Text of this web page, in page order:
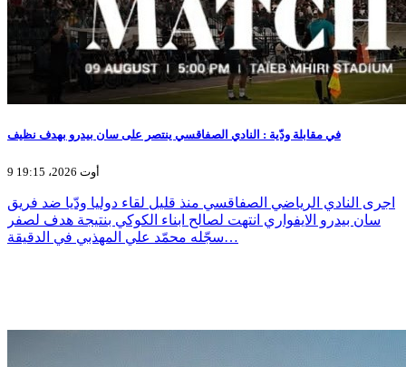
في مقابلة ودّية : النادي الصفاقسي ينتصر على سان بيدرو بهدف نظيف
9 أوت 2026، 19:15
اجرى النادي الرياضي الصفاقسي منذ قليل لقاء دوليا ودّيا ضد فريق
سان بيدرو الايفواري انتهت لصالح ابناء الكوكي بنتيجة هدف لصفر
سجّله محمّد علي المهذبي في الدقيقة…